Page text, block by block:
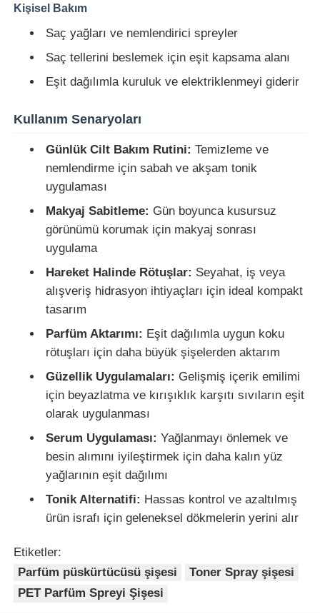
Fabrika turu
Kalite kontrol
Kozmetik sprey şişesi
kozmetik losyon şişesi
Kozmetik Damlalık Şişe
Kozmetik rulo şişesi
Kozmetik krem ​​kavanoz
plastik kapak
Kozmetik damlatıcı
Sol Sağ Kilitli Pompa
Kişisel Bakım
Saç yağları ve nemlendirici spreyler
Saç tellerini beslemek için eşit kapsama alanı
Eşit dağılımla kuruluk ve elektriklenmeyi giderir
Kullanım Senaryoları
Günlük Cilt Bakım Rutini: Temizleme ve
nemlendirme için sabah ve akşam tonik
uygulaması
Makyaj Sabitleme: Gün boyunca kusursuz
görünümü korumak için makyaj sonrası
uygulama
Hareket Halinde Rötuşlar: Seyahat, iş veya
alışveriş hidrasyon ihtiyaçları için ideal kompakt
tasarım
Parfüm Aktarımı: Eşit dağılımla uygun koku
rötuşları için daha büyük şişelerden aktarım
Güzellik Uygulamaları: Gelişmiş içerik emilimi
için beyazlatma ve kırışıklık karşıtı sıvıların eşit
olarak uygulanması
Serum Uygulaması: Yağlanmayı önlemek ve
besin alımını iyileştirmek için daha kalın yüz
yağlarının eşit dağılımı
Tonik Alternatifi: Hassas kontrol ve azaltılmış
ürün israfı için geleneksel dökmelerin yerini alır
Etiketler:
Parfüm püskürtücüsü şişesi
Toner Spray şişesi
PET Parfüm Spreyi Şişesi